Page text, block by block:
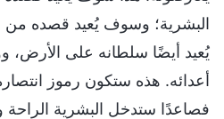
البشرية؛ وسوف يُعيد قصده
يُعيد أيضًا سلطانه على الأرض،
أعدائه. هذه ستكون رموز
فصاعدًا ستدخل البشرية الراحة